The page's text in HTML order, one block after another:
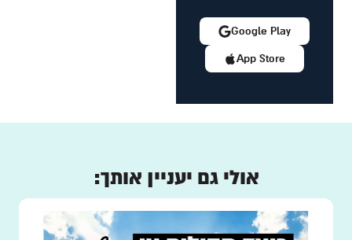
App Store
Google Play
אולי גם יעניין אותך: